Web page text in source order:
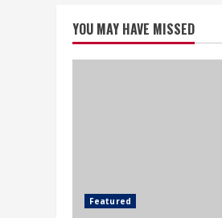
YOU MAY HAVE MISSED
Featured